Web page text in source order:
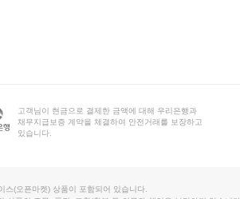
고객님이 현금으로 결제한 금액에 대해 우리은행과
채무지급보증 계약을 체결하여 안전거래를 보장하고
있습니다.
(오픈마켓) 상품이 포함되어 있습니다.